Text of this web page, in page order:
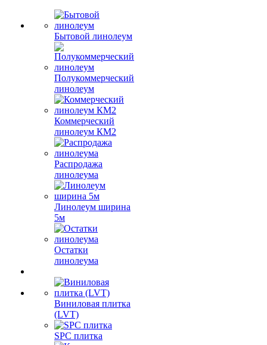
Бытовой линолеум
Полукоммерческий
линолеум
Коммерческий
линолеум КМ2
Распродажа
линолеума
Линолеум ширина
5м
Остатки
линолеума
Виниловая плитка
(LVT)
SPC плитка